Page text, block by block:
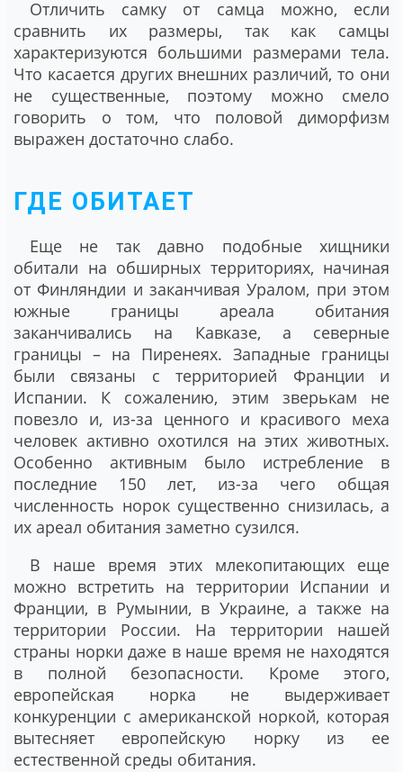
Отличить самку от самца можно, если
сравнить их размеры, так как самцы
характеризуются большими размерами тела.
Что касается других внешних различий, то они
не существенные, поэтому можно смело
говорить о том, что половой диморфизм
выражен достаточно слабо.
ГДЕ ОБИТАЕТ
Еще не так давно подобные хищники
обитали на обширных территориях, начиная
от Финляндии и заканчивая Уралом, при этом
южные границы ареала обитания
заканчивались на Кавказе, а северные
границы – на Пиренеях. Западные границы
были связаны с территорией Франции и
Испании. К сожалению, этим зверькам не
повезло и, из-за ценного и красивого меха
человек активно охотился на этих животных.
Особенно активным было истребление в
последние 150 лет, из-за чего общая
численность норок существенно снизилась, а
их ареал обитания заметно сузился.
В наше время этих млекопитающих еще
можно встретить на территории Испании и
Франции, в Румынии, в Украине, а также на
территории России. На территории нашей
страны норки даже в наше время не находятся
в полной безопасности. Кроме этого,
европейская норка не выдерживает
конкуренции с американской норкой, которая
вытесняет европейскую норку из ее
естественной среды обитания.